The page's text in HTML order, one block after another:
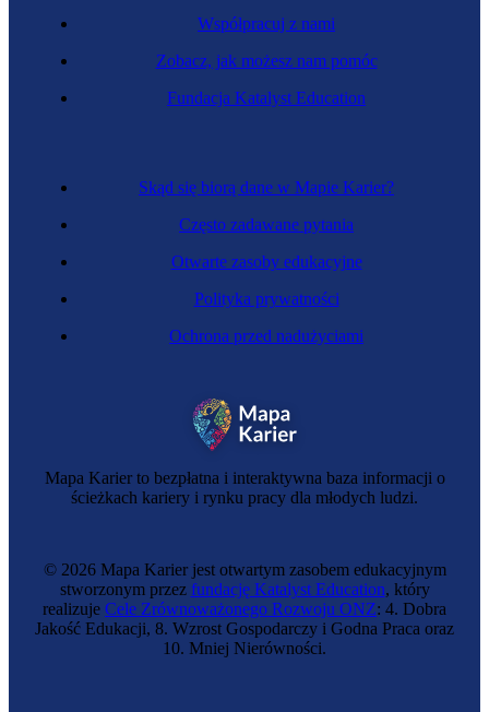
Specjalistka przemysłu mody
Operatorka maszyn przetwórstwa tworzyw
Mapa Karier to bezpłatna i interaktywna baza informacji o
ścieżkach kariery i rynku pracy dla młodych ludzi.
Skąd się biorą dane w Mapie Karier?
Często zadawane pytania
Otwarte zasoby edukacyjne
Polityka prywatności
Ochrona przed nadużyciami
Współpracuj z nami
Zobacz, jak możesz nam pomóc
Fundacja Katalyst Education
© 2026 Mapa Karier jest otwartym zasobem edukacyjnym
stworzonym przez fundację Katalyst Education, który
realizuje Cele Zrównoważonego Rozwoju ONZ: 4. Dobra
Jakość Edukacji, 8. Wzrost Gospodarczy i Godna Praca oraz
10. Mniej Nierówności.